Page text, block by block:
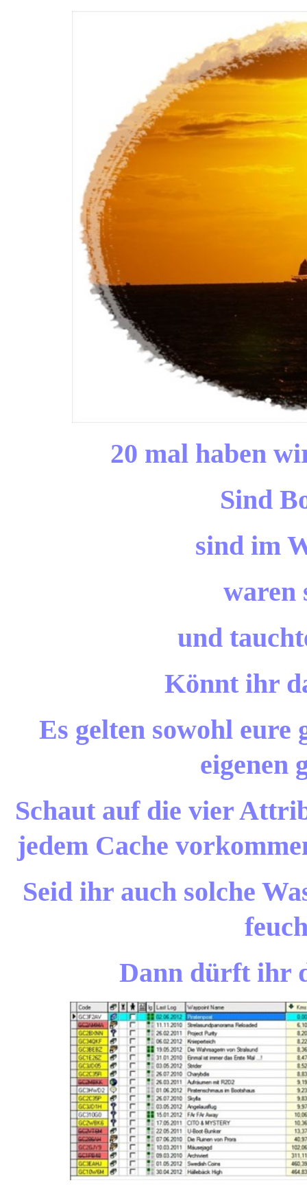
20 mal haben
Sind
sind im
waren
und
Könnt ihr
Es gelten sowohl eure
eigenen
Schaut auf die vier
jedem Cache
Seid ihr auch solche
Dann dürft ihr